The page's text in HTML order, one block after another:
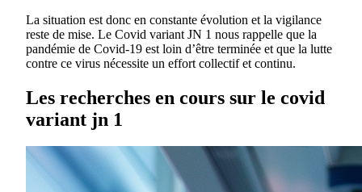
La situation est donc en constante évolution et la vigilance
reste de mise. Le Covid variant JN 1 nous rappelle que la
pandémie de Covid-19 est loin d’être terminée et que la lutte
contre ce virus nécessite un effort collectif et continu.
Les recherches en cours sur le covid
variant jn 1